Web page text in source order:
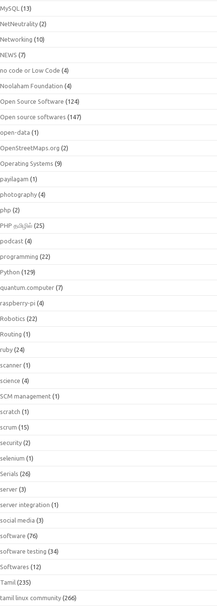
MySQL (13)
NetNeutrality (2)
Networking (10)
NEWS (7)
no code or Low Code (4)
Noolaham Foundation (4)
Open Source Software (124)
Open source softwares (147)
open-data (1)
OpenStreetMaps.org (2)
Operating Systems (9)
payilagam (1)
photography (4)
php (2)
PHP தமிழில் (25)
podcast (4)
programming (22)
Python (129)
quantum.computer (7)
raspberry-pi (4)
Robotics (22)
Routing (1)
ruby (24)
scanner (1)
science (4)
SCM management (1)
scratch (1)
scrum (15)
security (2)
selenium (1)
Serials (26)
server (3)
server integration (1)
social media (3)
software (76)
software testing (34)
Softwares (12)
Tamil (235)
tamil linux community (266)